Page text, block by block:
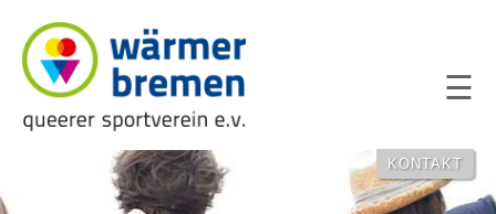
NAVIGATION
KONTAKT